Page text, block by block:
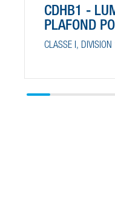
CDHB1 -
PLAFOND
DANGEREUX
CLASSE I,